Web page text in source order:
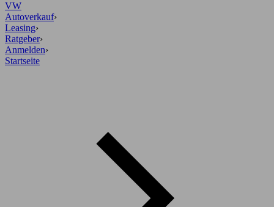
VW
Autoverkauf›
Leasing›
Ratgeber›
Anmelden›
Startseite